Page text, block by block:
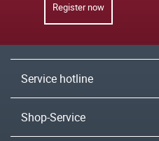
Register now
Service hotline
Shop-Service